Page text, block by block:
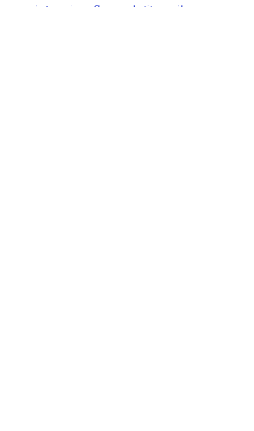
conintencionyfluyendo@gmail.com